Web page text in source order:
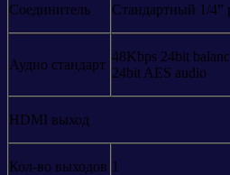
Соединитель Стандартный 1/4”
Аудио стандарт
48Kbps 24bit
24bit AES audio
HDMI выход
Кол-во выходов 1